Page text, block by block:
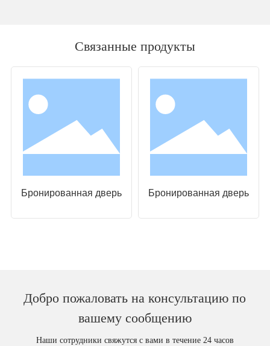
Связанные продукты
Бронированная дверь Бронированная дверь
Добро пожаловать на консультацию по
вашему сообщению
Наши сотрудники свяжутся с вами в течение 24 часов